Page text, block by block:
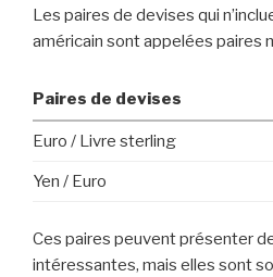
Les paires de devises qui
américain sont appelées paires
Paires de devises
Euro / Livre sterling
Yen / Euro
Ces paires peuvent présenter
intéressantes, mais elles sont